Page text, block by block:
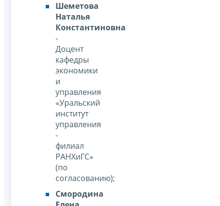
Шеметова
Наталья
Константиновна
-
Доцент
кафедры
экономики
и
управления
«Уральский
институт
управления
-
филиал
РАНХиГС»
(по
согласованию);
Смородина